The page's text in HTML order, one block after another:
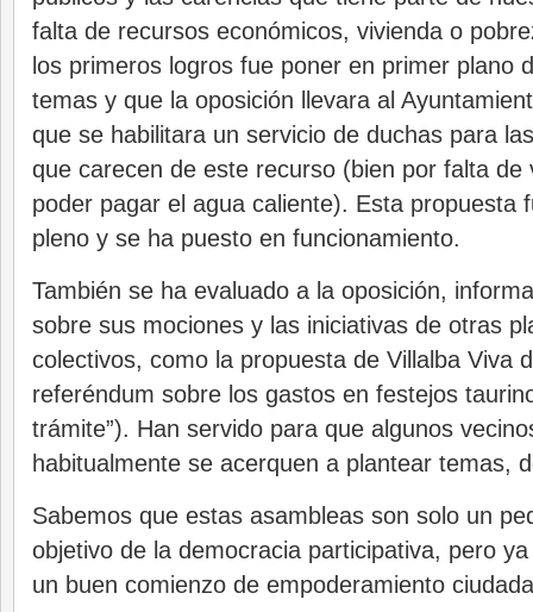
falta de recursos económicos, vivienda o
los primeros logros fue poner en primer plano
temas y que la oposición llevara al
que se habilitara un servicio de duchas para
que carecen de este recurso (bien por falta de
poder pagar el agua caliente). Esta propuesta
pleno y se ha puesto en funcionamiento.
También se ha evaluado a la oposición,
sobre sus mociones y las iniciativas de otras
colectivos, como la propuesta de Villalba Viva
referéndum sobre los gastos en festejos
trámite”). Han servido para que algunos
habitualmente se acerquen a plantear temas,
Sabemos que estas asambleas son solo un
objetivo de la democracia participativa, pero
un buen comienzo de empoderamiento